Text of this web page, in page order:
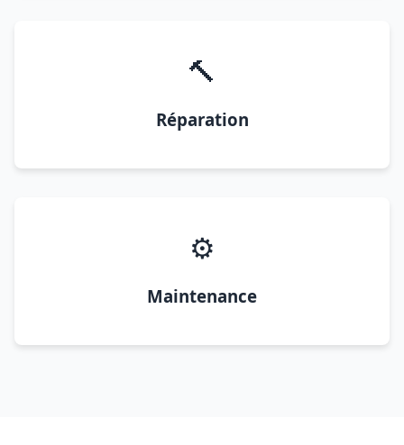
🔨
Réparation
⚙️
Maintenance